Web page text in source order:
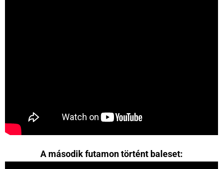
A második futamon történt baleset: